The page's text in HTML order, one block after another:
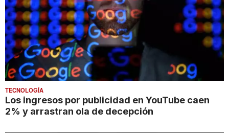
TECNOLOGÍA
Los ingresos por publicidad en YouTube caen
2% y arrastran ola de decepción